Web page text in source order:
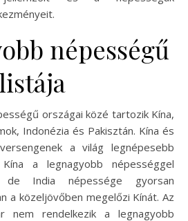
népességű
országai közé tartozik Kína,
Indonézia és Pakisztán. Kína és
a világ legnépesebb
a legnagyobb népességgel
de India népessége gyorsan
a közeljövőben megelőzi Kínát. Az
nem rendelkezik a legnagyobb